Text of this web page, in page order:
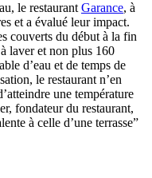
le restaurantGarance, à
et a évalué leur impact.
couverts du début à la fin
laver et non plus 160
d’eau et de temps de
le restaurant n’en
une température
fondateur du restaurant,
à celle d’une terrasse”